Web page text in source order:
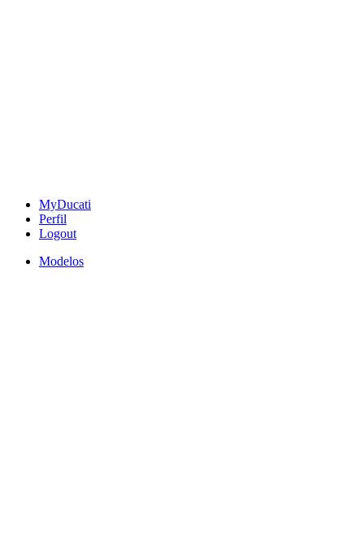
MyDucati
Perfil
Logout
Modelos